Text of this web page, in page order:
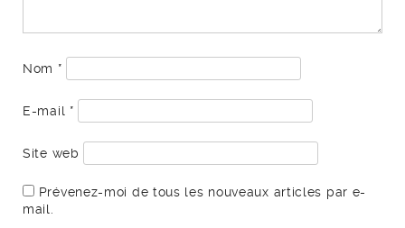
Nom *
E-mail *
Site web
Prévenez-moi de tous les nouveaux articles par e-
mail.